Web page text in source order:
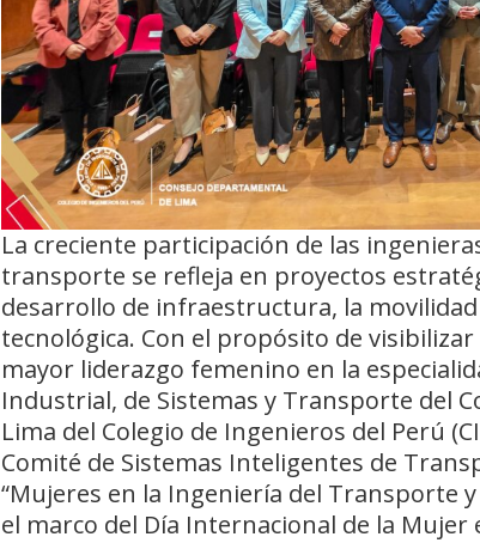
La creciente participación de las
transporte se refleja en proyectos
desarrollo de infraestructura, la
tecnológica. Con el propósito de
mayor liderazgo femenino en la
Industrial, de Sistemas y Transporte del
Lima del Colegio de Ingenieros del Perú
Comité de Sistemas Inteligentes de
“Mujeres en la Ingeniería del Transporte
el marco del Día Internacional de la Mujer